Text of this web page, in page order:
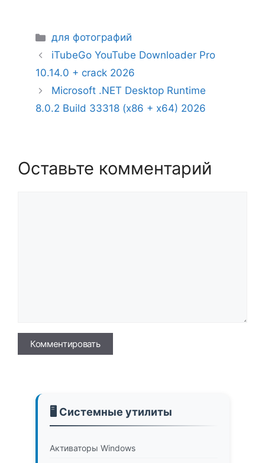
Рубрики
для фотографий
iTubeGo YouTube Downloader Pro
10.14.0 + crack 2026
Microsoft .NET Desktop Runtime
8.0.2 Build 33318 (x86 + x64) 2026
Оставьте комментарий
Имя
🖥️ Системные утилиты
Активаторы Windows